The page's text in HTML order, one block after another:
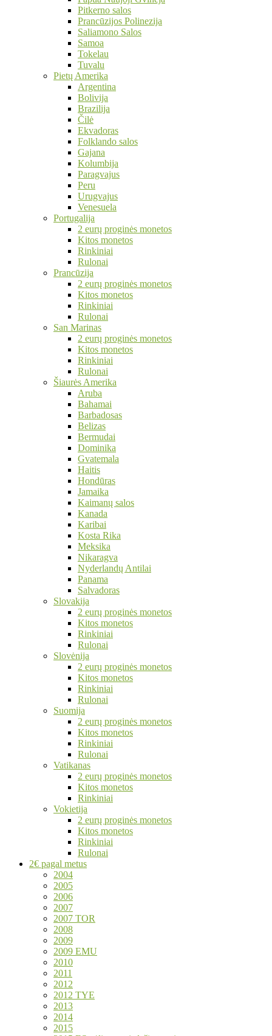
Pitkerno salos
Prancūzijos Polinezija
Saliamono Salos
Samoa
Tokelau
Tuvalu
Pietų Amerika
Argentina
Bolivija
Brazilija
Čilė
Ekvadoras
Folklando salos
Gajana
Kolumbija
Paragvajus
Peru
Urugvajus
Venesuela
Portugalija
2 eurų proginės monetos
Kitos monetos
Rinkiniai
Rulonai
Prancūzija
2 eurų proginės monetos
Kitos monetos
Rinkiniai
Rulonai
San Marinas
2 eurų proginės monetos
Kitos monetos
Rinkiniai
Rulonai
Šiaurės Amerika
Aruba
Bahamai
Barbadosas
Belizas
Bermudai
Dominika
Gvatemala
Haitis
Hondūras
Jamaika
Kaimanų salos
Kanada
Karibai
Kosta Rika
Meksika
Nikaragva
Nyderlandų Antilai
Panama
Salvadoras
Slovakija
2 eurų proginės monetos
Kitos monetos
Rinkiniai
Rulonai
Slovėnija
2 eurų proginės monetos
Kitos monetos
Rinkiniai
Rulonai
Suomija
2 eurų proginės monetos
Kitos monetos
Rinkiniai
Rulonai
Vatikanas
2 eurų proginės monetos
Kitos monetos
Rinkiniai
Vokietija
2 eurų proginės monetos
Kitos monetos
Rinkiniai
Rulonai
2€ pagal metus
2004
2005
2006
2007
2007 TOR
2008
2009
2009 EMU
2010
2011
2012
2012 TYE
2013
2014
2015